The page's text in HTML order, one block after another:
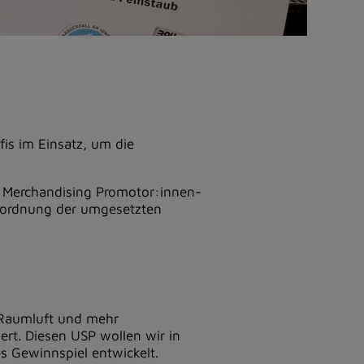
im Einsatz, um die
Promotor:innen-
der umgesetzten
und mehr
Diesen USP wollen wir in
Gewinnspiel entwickelt.